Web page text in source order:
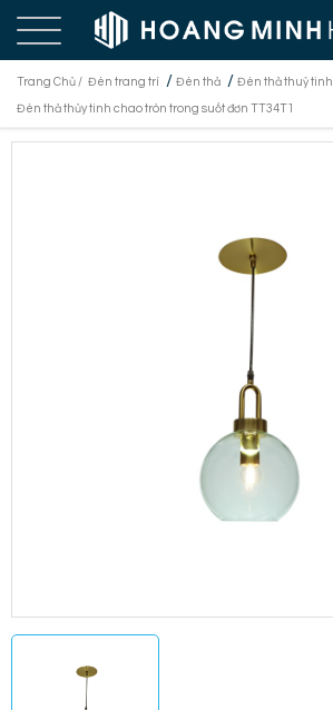
Trang Chủ / Đèn trang trí / Đèn thả / Đèn thả thuỷ tinh
Đèn thả thủy tinh chao tròn trong suốt đơn TT34T1